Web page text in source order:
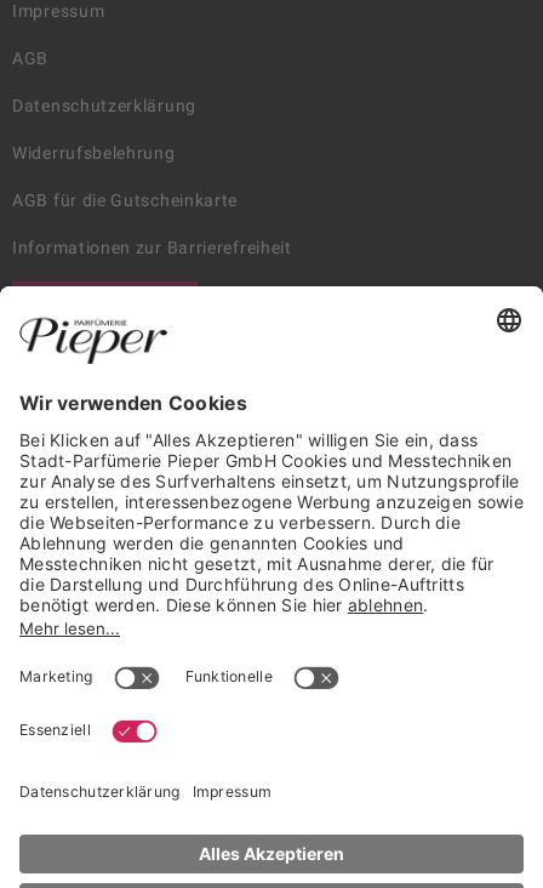
Impressum
AGB
Datenschutzerklärung
Widerrufsbelehrung
AGB für die Gutscheinkarte
Informationen zur Barrierefreiheit
Trusted Shops Mitglied seit 2010
* unverbindliche Preisempfehlung der Verbundgruppe beauty alliance
NACH OBEN